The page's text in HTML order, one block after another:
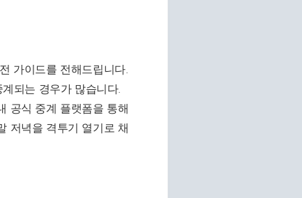
가이드를 전해드립니다.
되는 경우가 많습니다.
공식 중계 플랫폼을 통해
저녁을 격투기 열기로 채